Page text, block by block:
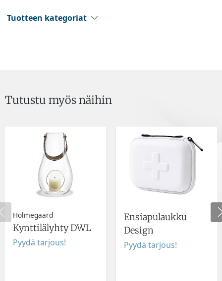
Tuotteen kategoriat
Tutustu myös näihin
Holmegaard
Kynttilälyhty DWL
Pyydä tarjous!
Ensiapulaukku
Design
Pyydä tarjous!